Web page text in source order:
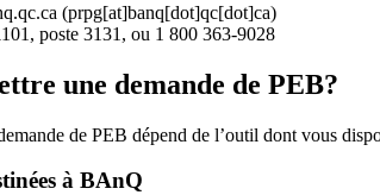
(prpg[at]banq[dot]qc[dot]ca)
poste 3131, ou 1 800 363-9028
une demande de PEB?
de PEB dépend de l’outil dont vous
à BAnQ